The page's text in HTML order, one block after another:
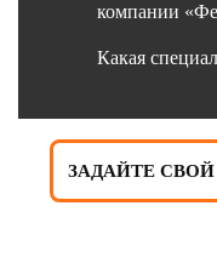
компании
Какая
ЗАДАЙТЕ